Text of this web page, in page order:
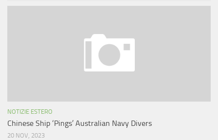
NOTIZIE ESTERO
Chinese Ship ‘Pings’ Australian Navy Divers
20 NOV, 2023